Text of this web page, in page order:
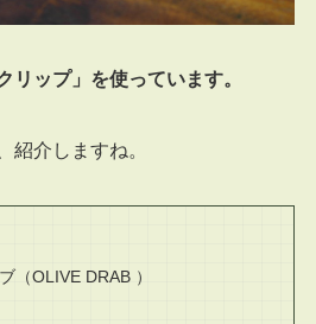
リップ」を使っています。
紹介しますね。
（OLIVE DRAB ）